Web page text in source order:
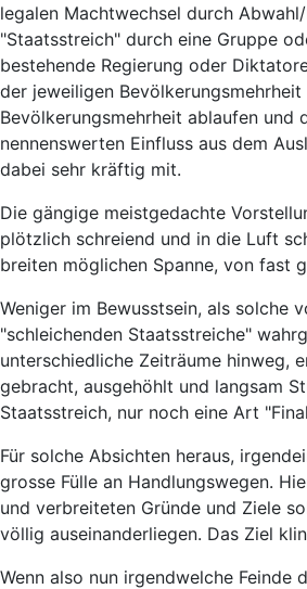
legalen Machtwechsel durch
"Staatsstreich" durch eine Gruppe
bestehende Regierung oder
der jeweiligen
Bevölkerungsmehrheit ablaufen und
nennenswerten Einfluss aus dem
dabei sehr kräftig mit.
Die gängige meistgedachte
plötzlich schreiend und in die Luft
breiten möglichen Spanne, von fast
Weniger im Bewusstsein, als solche
"schleichenden Staatsstreiche"
unterschiedliche Zeiträume hinweg,
gebracht, ausgehöhlt und langsam
Staatsstreich, nur noch eine Art
Für solche Absichten heraus,
grosse Fülle an Handlungswegen.
und verbreiteten Gründe und Ziele
völlig auseinanderliegen. Das Ziel
Wenn also nun irgendwelche Feinde